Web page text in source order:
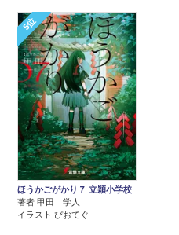
5位
ほうかごがかり７ 立穎小学校
著者 甲田 学人
イラスト ぴおてぐ